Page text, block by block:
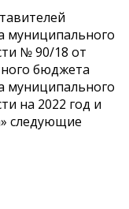
муниципального
№ 90/18 от
бюджета
муниципального
на 2022 год и
следующие